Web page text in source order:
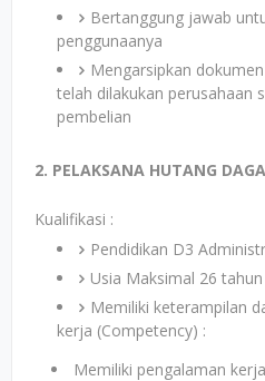
Bertanggung jawab
penggunaanya
Mengarsipkan
telah dilakukan perusahaan
pembelian
2. PELAKSANA HUTANG
Kualifikasi :
Pendidikan D3
Usia Maksimal 26 tahun
Memiliki keterampilan
kerja (Competency) :
Memiliki pengalaman